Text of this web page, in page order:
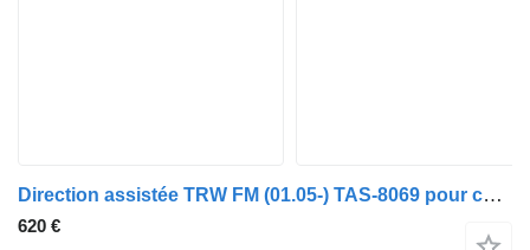
Direction assistée TRW FM (01.05-) TAS-8069 pour camion Volvo FM7-FM12, FM, FMX (1998-2014)
620 €